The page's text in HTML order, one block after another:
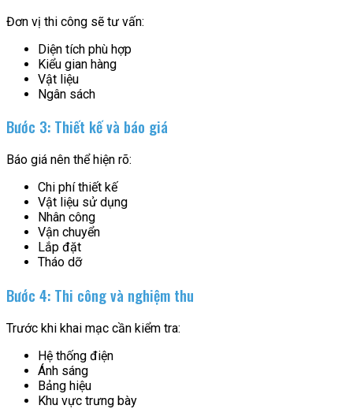
Đơn vị thi công sẽ tư vấn:
Diện tích phù hợp
Kiểu gian hàng
Vật liệu
Ngân sách
Bước 3: Thiết kế và báo giá
Báo giá nên thể hiện rõ:
Chi phí thiết kế
Vật liệu sử dụng
Nhân công
Vận chuyển
Lắp đặt
Tháo dỡ
Bước 4: Thi công và nghiệm thu
Trước khi khai mạc cần kiểm tra:
Hệ thống điện
Ánh sáng
Bảng hiệu
Khu vực trưng bày